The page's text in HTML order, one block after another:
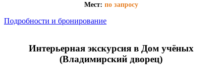
Мест: по запросу
Подробности и бронирование
Интерьерная экскурсия в Дом учёных
(Владимирский дворец)